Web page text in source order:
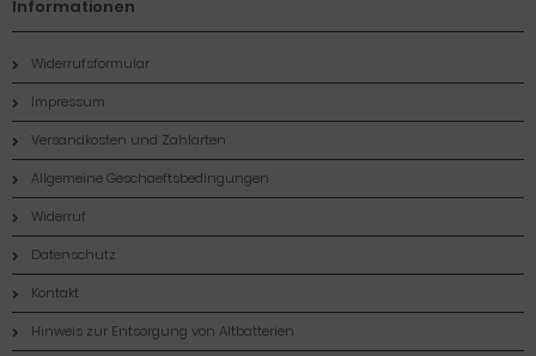
Informationen
Widerrufsformular
Impressum
Versandkosten und Zahlarten
Allgemeine Geschaeftsbedingungen
Widerruf
Datenschutz
Kontakt
Hinweis zur Entsorgung von Altbatterien